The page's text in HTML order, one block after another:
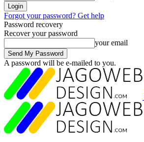
Forgot your password? Get help
Password recovery
Recover your password
your email
A password will be e-mailed to you.